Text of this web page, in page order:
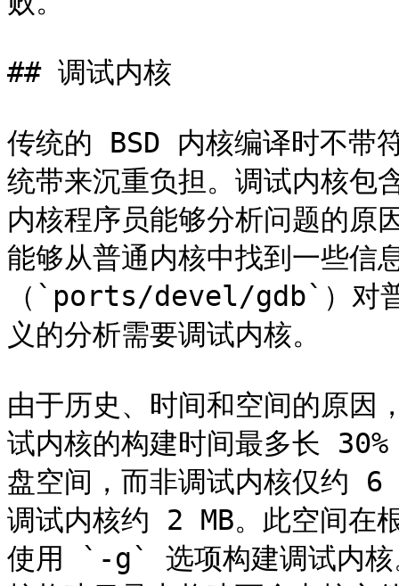
## 调试内核
传统的 BSD 内核编译时不带
统带来沉重负担。调试内核包
内核程序员能够分析问题的
能够从普通内核中找到一些
（`ports/devel/gdb`）对普
义的分析需要调试内核。
由于历史、时间和空间的原因
试内核的构建时间最多长
盘空间，而非调试内核仅约 6
调试内核约 2 MB。此空间在
使用 `-g` 选项构建调试内